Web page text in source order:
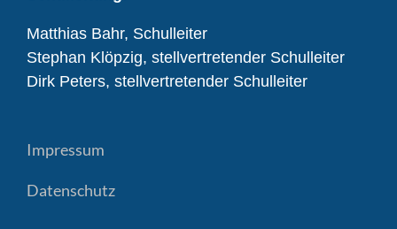
Matthias Bahr, Schulleiter
Stephan Klöpzig, stellvertretender Schulleiter
Dirk Peters, stellvertretender Schulleiter
Impressum
Datenschutz